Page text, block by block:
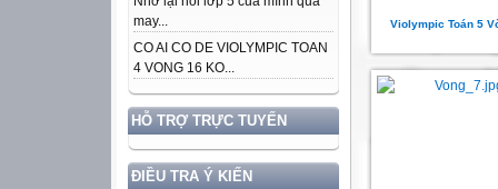
may...
CO AI CO DE VIOLYMPIC TOAN
4 VONG 16 KO...
HỖ TRỢ TRỰC TUYẾN
ĐIỀU TRA Ý KIẾN
Violympic Toán 5